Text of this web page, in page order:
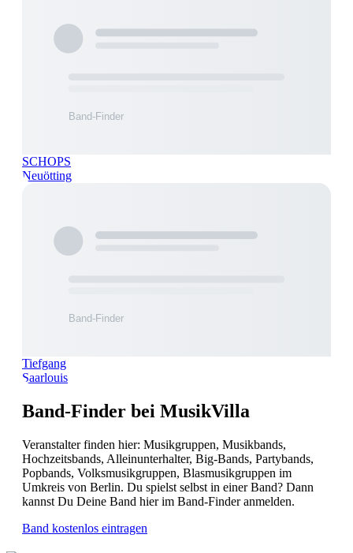
SCHOPS
Neuötting
Tiefgang
Saarlouis
Band-Finder bei MusikVilla
Veranstalter finden hier: Musikgruppen, Musikbands,
Hochzeitsbands, Alleinunterhalter, Big-Bands, Partybands,
Popbands, Volksmusikgruppen, Blasmusikgruppen im
Umkreis von Berlin. Du spielst selbst in einer Band? Dann
kannst Du Deine Band hier im Band-Finder anmelden.
Band kostenlos eintragen